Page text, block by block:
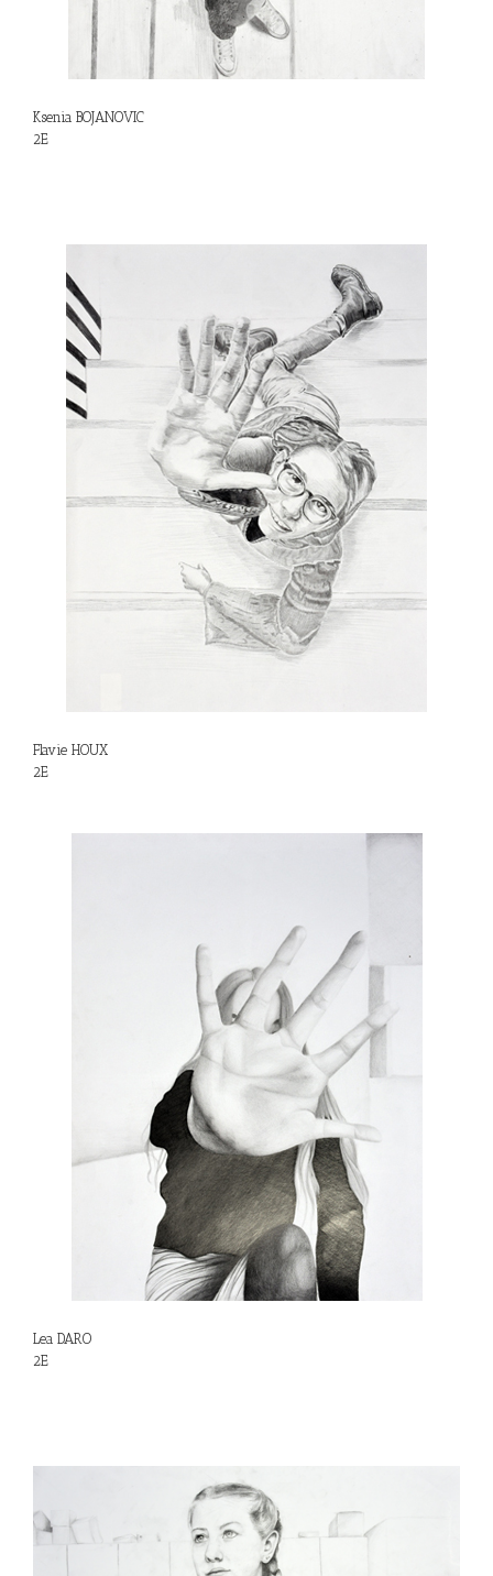
Ksenia BOJANOVIC
2E
Flavie HOUX
2E
Lea DARO
2E